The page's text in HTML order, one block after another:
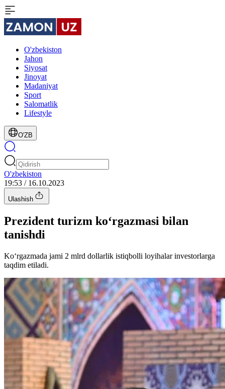
O'zbekiston
Jahon
Siyosat
Jinoyat
Madaniyat
Sport
Salomatlik
Lifestyle
O'ZB
O'zbekiston
19:53 / 16.10.2023
Ulashish
Prezident turizm ko‘rgazmasi bilan
tanishdi
Ko‘rgazmada jami 2 mlrd dollarlik istiqbolli loyihalar investorlarga
taqdim etiladi.